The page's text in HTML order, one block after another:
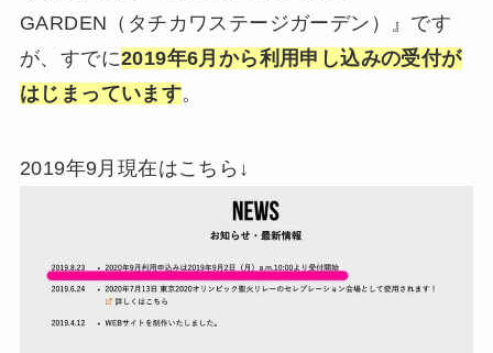
GARDEN（タチカワステージガーデン）』です
が、すでに2019年6月から利用申し込みの受付が
はじまっています。
2019年9月現在はこちら↓